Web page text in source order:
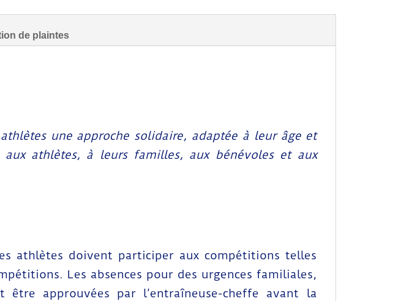
de plaintes
une approche solidaire, adaptée à leur âge et
aux athlètes, à leurs familles, aux bénévoles et aux
athlètes doivent participer aux compétitions telles
Les absences pour des urgences familiales,
approuvées par l’entraîneuse-cheffe avant la